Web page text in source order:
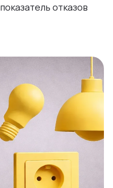
показатель отказов